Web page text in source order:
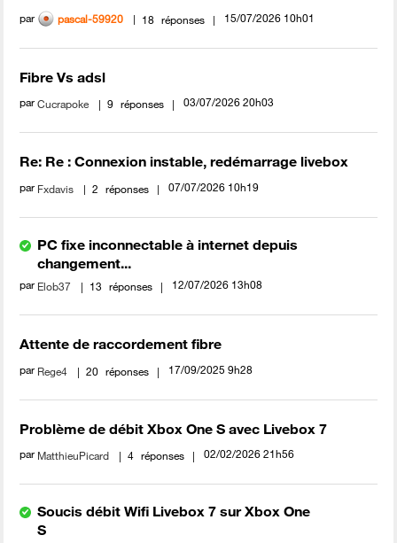
par pascal-59920 18 réponses ‎15/07/2026 10h01
Fibre Vs adsl
parCucrapoke 9 réponses ‎03/07/2026 20h03
Re: Re : Connexion instable, redémarrage livebox
par Fxdavis 2 réponses ‎07/07/2026 10h19
PC fixe inconnectable à internet depuis
changement...
par Elob37 13 réponses ‎12/07/2026 13h08
Attente de raccordement fibre
par Rege4 20 réponses ‎17/09/2025 9h28
Problème de débit Xbox One S avec Livebox 7
par MatthieuPicard 4 réponses ‎02/02/2026 21h56
Soucis débit Wifi Livebox 7 sur Xbox One
S